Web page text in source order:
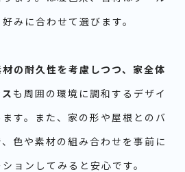
みに合わせて選びます。
の耐久性を考慮しつつ、家全体
も周囲の環境に調和するデザイ
す。また、家の形や屋根とのバ
色や素材の組み合わせを事前に
ョンしてみると安心です。